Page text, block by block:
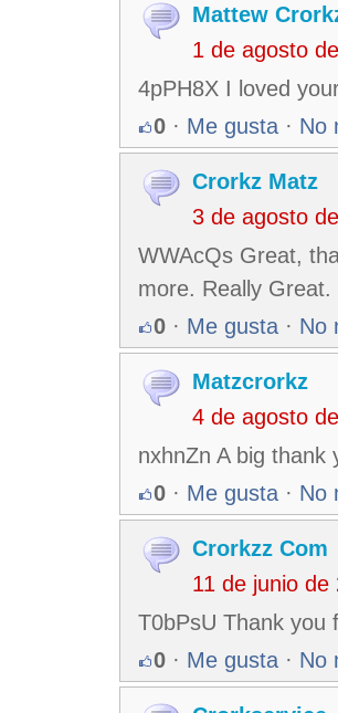
Mattew
1 de agosto
4pPH8X I loved
0 · Me gusta · No
Crorkz Matz
3 de agosto
WWAcQs Great,
more. Really Great.
0 · Me gusta · No
Matzcrorkz
4 de agosto
nxhnZn A big thank
0 · Me gusta · No
Crorkzz Com
11 de junio
T0bPsU Thank you
0 · Me gusta · No